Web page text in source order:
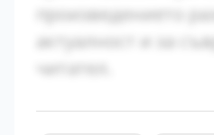
произведението
актуалност и за
читател.